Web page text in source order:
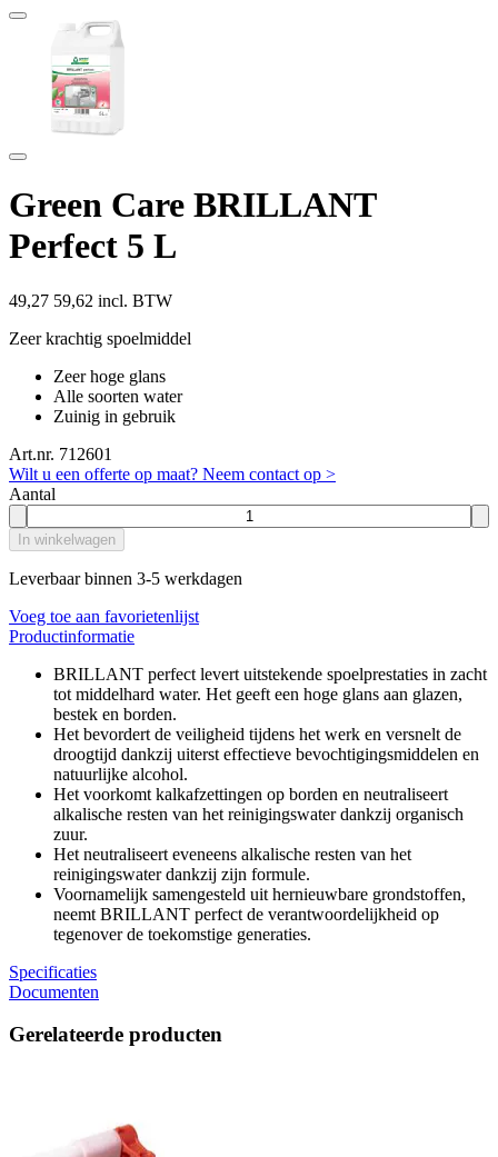
Green Care BRILLANT
Perfect 5 L
49,27 59,62 incl. BTW
Zeer krachtig spoelmiddel
Zeer hoge glans
Alle soorten water
Zuinig in gebruik
Art.nr. 712601
Wilt u een offerte op maat? Neem contact op >
Aantal
In winkelwagen
Leverbaar binnen 3-5 werkdagen
Voeg toe aan favorietenlijst
Productinformatie
BRILLANT perfect levert uitstekende spoelprestaties in zacht
tot middelhard water. Het geeft een hoge glans aan glazen,
bestek en borden.
Het bevordert de veiligheid tijdens het werk en versnelt de
droogtijd dankzij uiterst effectieve bevochtigingsmiddelen en
natuurlijke alcohol.
Het voorkomt kalkafzettingen op borden en neutraliseert
alkalische resten van het reinigingswater dankzij organisch
zuur.
Het neutraliseert eveneens alkalische resten van het
reinigingswater dankzij zijn formule.
Voornamelijk samengesteld uit hernieuwbare grondstoffen,
neemt BRILLANT perfect de verantwoordelijkheid op
tegenover de toekomstige generaties.
Specificaties
Documenten
Gerelateerde producten